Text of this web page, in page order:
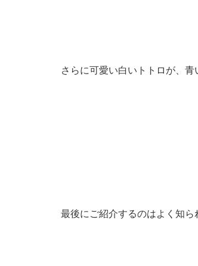
さらに可愛い白いトトロが、
最後にご紹介するのはよく知ら